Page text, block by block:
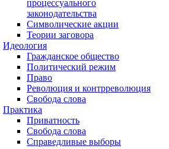
процессуального
законодательства
Символические акции
Теории заговора
Идеология
Гражданское общество
Политический режим
Право
Революция и контрреволюция
Свобода слова
Практика
Приватность
Свобода слова
Справедливые выборы